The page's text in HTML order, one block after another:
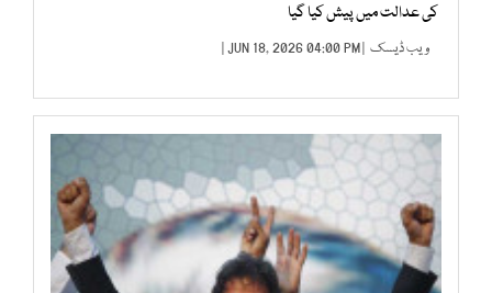
کی عدالت میں پیش کیا گیا
ویب ڈیسک | JUN 18, 2026 04:00 PM |